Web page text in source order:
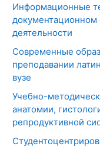
Информационные
документационном
деятельности
Современные
преподавании
вузе
Учебно-
анатомии,
репродуктивной